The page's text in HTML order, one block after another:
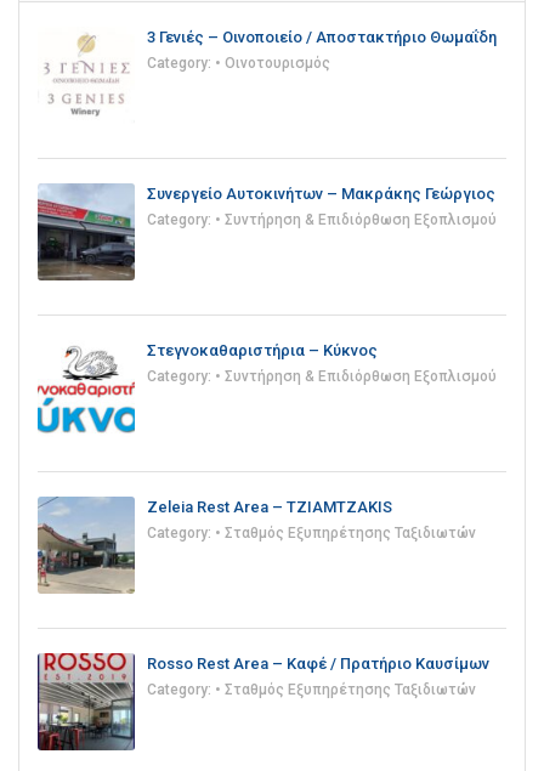
3 Γενιές – Οινοποιείο / Αποστακτήριο Θωμαΐδη
Category: • Οινοτουρισμός
Συνεργείο Αυτοκινήτων – Μακράκης Γεώργιος
Category: • Συντήρηση & Επιδιόρθωση Εξοπλισμού
Στεγνοκαθαριστήρια – Κύκνος
Category: • Συντήρηση & Επιδιόρθωση Εξοπλισμού
Zeleia Rest Area – TZIAMTZAKIS
Category: • Σταθμός Εξυπηρέτησης Ταξιδιωτών
Rosso Rest Area – Καφέ / Πρατήριο Καυσίμων
Category: • Σταθμός Εξυπηρέτησης Ταξιδιωτών